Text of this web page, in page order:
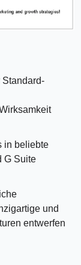
in beliebte
G Suite
und
entwerfen